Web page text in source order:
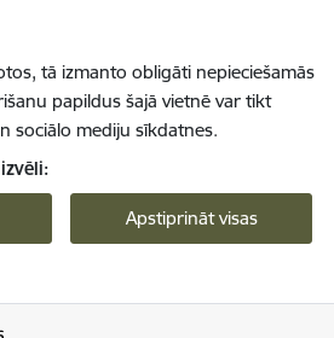
tā izmanto obligāti nepieciešamās
papildus šajā vietnē var tikt
sociālo mediju sīkdatnes.
Apstiprināt visas